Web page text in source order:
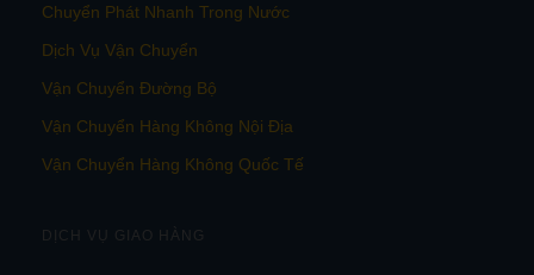
Chuyển Phát Nhanh Trong Nước
Dịch Vụ Vận Chuyển
Vận Chuyển Đường Bộ
Vận Chuyển Hàng Không Nội Địa
Vận Chuyển Hàng Không Quốc Tế
DỊCH VỤ GIAO HÀNG